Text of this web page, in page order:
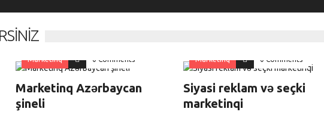
Marketinq 0 Comments
Marketinq Azərbaycan
şineli
Marketinq 0 Comments
Siyasi reklam və seçki
marketinqi